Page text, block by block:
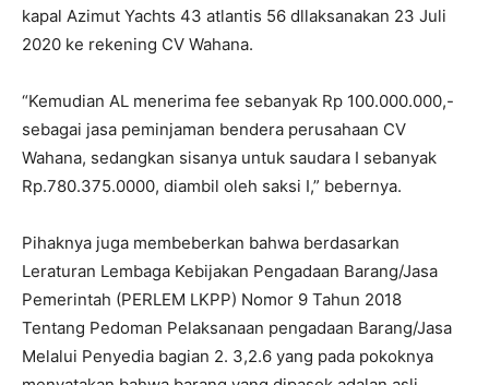
kapal Azimut Yachts 43 atlantis 56 dllaksanakan 23 Juli
2020 ke rekening CV Wahana.
“Kemudian AL menerima fee sebanyak Rp 100.000.000,-
sebagai jasa peminjaman bendera perusahaan CV
Wahana, sedangkan sisanya untuk saudara I sebanyak
Rp.780.375.0000, diambil oleh saksi I,” bebernya.
Pihaknya juga membeberkan bahwa berdasarkan
Leraturan Lembaga Kebijakan Pengadaan Barang/Jasa
Pemerintah (PERLEM LKPP) Nomor 9 Tahun 2018
Tentang Pedoman Pelaksanaan pengadaan Barang/Jasa
Melalui Penyedia bagian 2. 3,2.6 yang pada pokoknya